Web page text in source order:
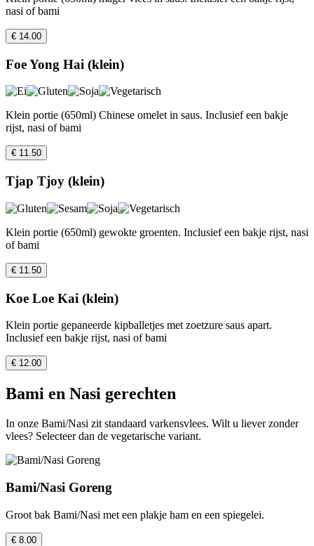
nasi of bami
€ 14.00
Foe Yong Hai (klein)
Klein portie (650ml) Chinese omelet in saus. Inclusief een bakje
rijst, nasi of bami
€ 11.50
Tjap Tjoy (klein)
Klein portie (650ml) gewokte groenten. Inclusief een bakje rijst, nasi
of bami
€ 11.50
Koe Loe Kai (klein)
Klein portie gepaneerde kipballetjes met zoetzure saus apart.
Inclusief een bakje rijst, nasi of bami
€ 12.00
Bami en Nasi gerechten
In onze Bami/Nasi zit standaard varkensvlees. Wilt u liever zonder
vlees? Selecteer dan de vegetarische variant.
Bami/Nasi Goreng
Groot bak Bami/Nasi met een plakje ham en een spiegelei.
€ 8.00